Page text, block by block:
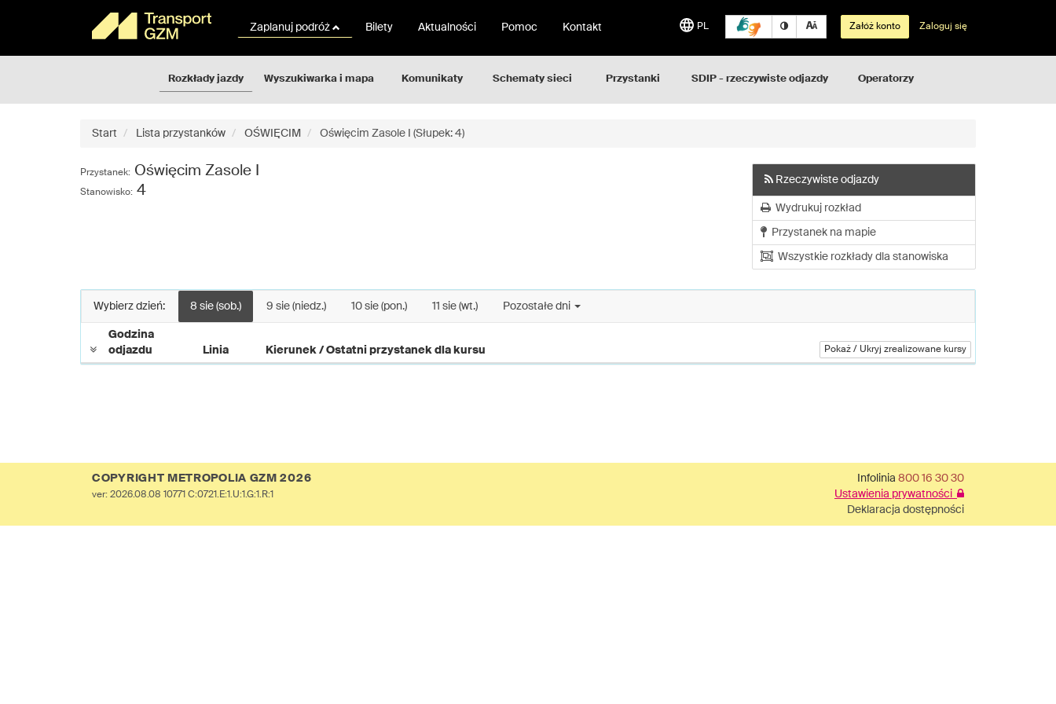
strony
Zaplanuj podróż Bilety Aktualności Pomoc Kontakt PL Załóż konto Zaloguj się
Rozkłady jazdy Wyszukiwarka i mapa Komunikaty Schematy sieci Przystanki SDIP - rzeczywiste odjazdy Operatorzy
Start Lista przystanków OŚWIĘCIM Oświęcim Zasole I (Słupek: 4)
Przystanek: Oświęcim Zasole I
Stanowisko: 4
Rzeczywiste odjazdy
Wydrukuj rozkład
Przystanek na mapie
Wszystkie rozkłady dla stanowiska
Wybierz dzień: 8 sie (sob.) 9 sie (niedz.) 10 sie (pon.) 11 sie (wt.) Pozostałe dni
Godzina
odjazdu
Linia Kierunek / Ostatni przystanek dla kursu Pokaż / Ukryj zrealizowane kursy
COPYRIGHT METROPOLIA GZM 2026 Infolinia 800 16 30 30
ver: 2026.08.08 10771 C:0721.E:1.U:1.G:1.R:1
Ustawienia prywatności
Deklaracja dostępności